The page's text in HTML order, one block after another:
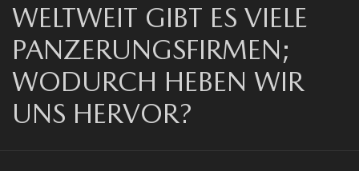
WELTWEIT GIBT ES VIELE
PANZERUNGSFIRMEN;
WODURCH HEBEN WIR
UNS HERVOR?